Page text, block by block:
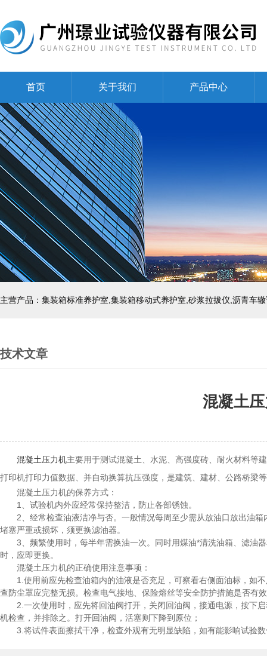
首页 关于我们 产品中心
主营产品：集装箱标准养护室,集装箱移动式养护室,砂浆拉拔仪,沥青车
技术文章
混凝土
混凝土压力机主要用于测试混凝土、水泥、高强度砖、耐火材料等
打印机打印力值数据、并自动换算抗压强度，是建筑、建材、公路桥梁
混凝土压力机的保养方式：
1、试验机内外应经常保持整洁，防止各部锈蚀。
2、经常检查油液洁净与否。一般情况每周至少需从放油口放出油箱
堵塞严重或损坏，须更换滤油器。
3、频繁使用时，每半年需换油一次。同时用煤油*清洗油箱、滤油器
时，应即更换。
混凝土压力机的正确使用注意事项：
1.使用前应先检查油箱内的油液是否充足，可察看右侧面油标，如不
查防尘罩应完整无损。检查电气接地、保险熔丝等安全防护措施是否有
2.一次使用时，应先将回油阀打开，关闭回油阀，接通电源，按下启
机检查，并排除之。打开回油阀，活塞则下降到原位；
3.将试件表面擦拭干净，检查外观有无明显缺陷，如有能影响试验数